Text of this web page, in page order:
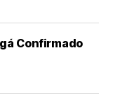
Confirmado